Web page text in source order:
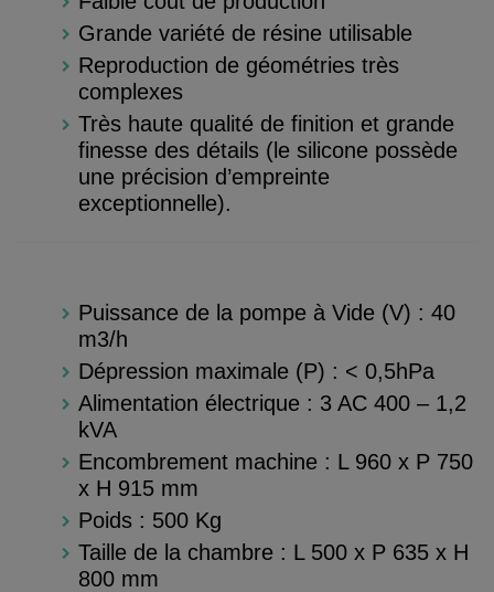
Grande variété de résine utilisable
Reproduction de géométries très
complexes
Très haute qualité de finition et grande
finesse des détails (le silicone possède
une précision d’empreinte
exceptionnelle).
Puissance de la pompe à Vide (V) : 40
m3/h
Dépression maximale (P) : < 0,5hPa
Alimentation électrique : 3 AC 400 – 1,2
kVA
Encombrement machine : L 960 x P 750
x H 915 mm
Poids : 500 Kg
Taille de la chambre : L 500 x P 635 x H
800 mm